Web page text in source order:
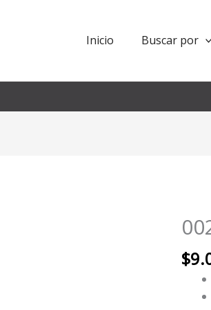
Inicio Buscar por
$